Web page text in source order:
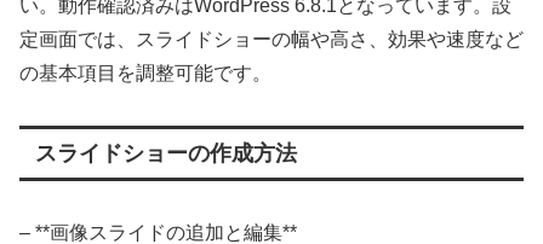
い。動作確認済みはWordPress 6.8.1となっています。設
定画面では、スライドショーの幅や高さ、効果や速度など
の基本項目を調整可能です。
スライドショーの作成方法
– **画像スライドの追加と編集**